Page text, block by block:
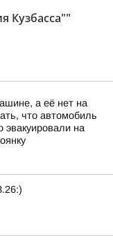
Кузбасса""
а её нет на
что автомобиль
на